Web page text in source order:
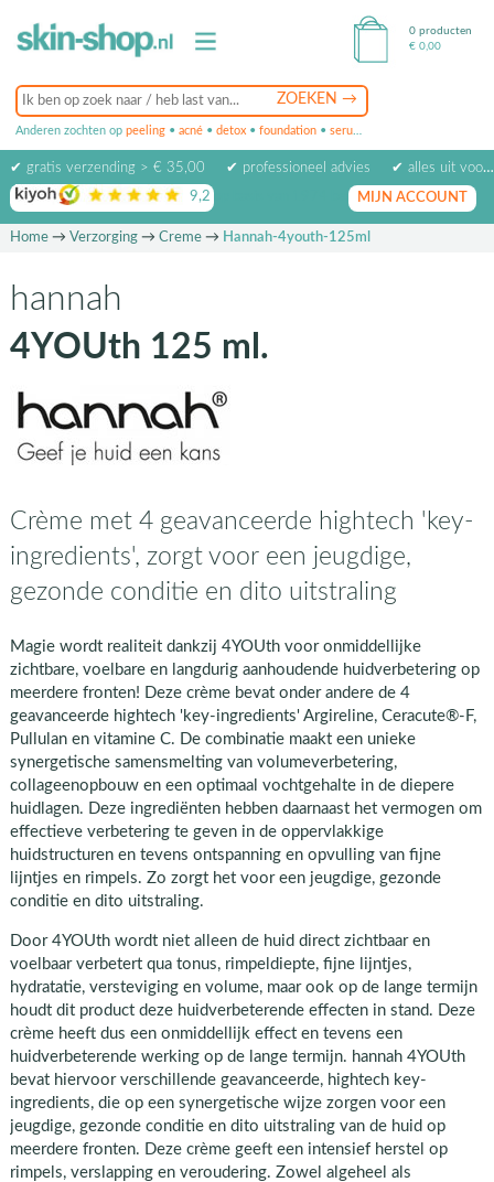
Anderen zochten op peeling • acné • detox • foundation • serum
0 producten
€ 0,00
✔ gratis verzending > € 35,00 ✔ professioneel advies
✔ alles uit voorraad leverbaar
9,2 op basis van beoordelingen
MIJN ACCOUNT
Home→ Verzorging→ Creme→ Hannah-4youth-125ml
hannah
4YOUth 125 ml.
Crème met 4 geavanceerde hightech 'key-
ingredients', zorgt voor een jeugdige,
gezonde conditie en dito uitstraling
Magie wordt realiteit dankzij 4YOUth voor onmiddellijke
zichtbare, voelbare en langdurig aanhoudende huidverbetering op
meerdere fronten! Deze crème bevat onder andere de 4
geavanceerde hightech 'key-ingredients' Argireline, Ceracute®-F,
Pullulan en vitamine C. De combinatie maakt een unieke
synergetische samensmelting van volumeverbetering,
collageenopbouw en een optimaal vochtgehalte in de diepere
huidlagen. Deze ingrediënten hebben daarnaast het vermogen om
effectieve verbetering te geven in de oppervlakkige
huidstructuren en tevens ontspanning en opvulling van fijne
lijntjes en rimpels. Zo zorgt het voor een jeugdige, gezonde
conditie en dito uitstraling.
Door 4YOUth wordt niet alleen de huid direct zichtbaar en
voelbaar verbetert qua tonus, rimpeldiepte, fijne lijntjes,
hydratatie, versteviging en volume, maar ook op de lange termijn
houdt dit product deze huidverbeterende effecten in stand. Deze
crème heeft dus een onmiddellijk effect en tevens een
huidverbeterende werking op de lange termijn. hannah 4YOUth
bevat hiervoor verschillende geavanceerde, hightech key-
ingredients, die op een synergetische wijze zorgen voor een
jeugdige, gezonde conditie en dito uitstraling van de huid op
meerdere fronten. Deze crème geeft een intensief herstel op
rimpels, verslapping en veroudering. Zowel algeheel als